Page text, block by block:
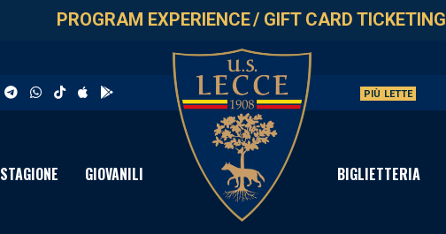
PROGRAM EXPERIENCE/ GIFT CARD TICKETING
PIÙ LETTE
STAGIONE GIOVANILI BIGLIETTERIA